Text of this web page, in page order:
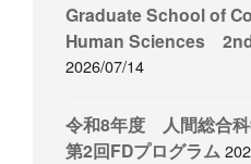
Graduate School of
Human Sciences
2026/07/14
令和8年度 人間総合
第2回FDプログラム